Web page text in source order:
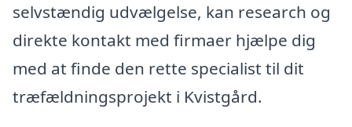
selvstændig udvælgelse, kan research og
direkte kontakt med firmaer hjælpe dig
med at finde den rette specialist til dit
træfældningsprojekt i Kvistgård.